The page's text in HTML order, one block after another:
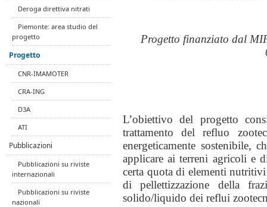
Progetto finanziato dal
L’obiettivo del progetto
trattamento del refluo
energeticamente sostenibile,
applicare ai terreni agricoli e
certa quota di elementi nutritivi
di pellettizzazione della
solido/liquido dei reflui
Deroga direttiva nitrati
Piemonte: area studio del
progetto
Progetto
CNR-IMAMOTER
CRA-ING
D3A
ATI
Pubblicazioni
Pubblicazioni su riviste
internazionali
Pubblicazioni su riviste
nazionali